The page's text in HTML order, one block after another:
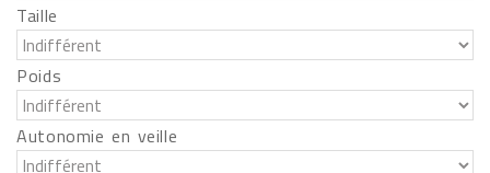
Taille
Poids
Autonomie en veille